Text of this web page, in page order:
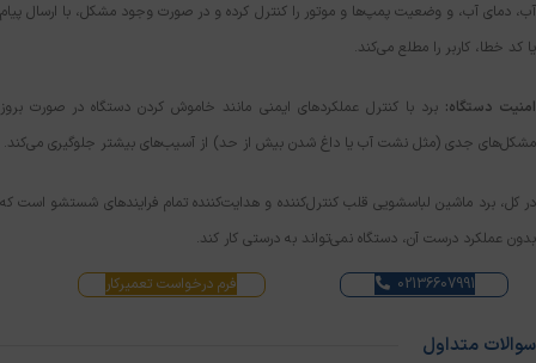
آب، دمای آب، و وضعیت پمپ‌ها و موتور را کنترل کرده و در صورت وجود مشکل، با ارسال پیام
یا کد خطا، کاربر را مطلع می‌کند.
امنیت دستگاه: برد با کنترل عملکردهای ایمنی مانند خاموش کردن دستگاه در صورت بروز
مشکل‌های جدی (مثل نشت آب یا داغ شدن بیش از حد) از آسیب‌های بیشتر جلوگیری می‌کند.
در کل، برد ماشین لباسشویی قلب کنترل‌کننده و هدایت‌کننده تمام فرایندهای شستشو است که
بدون عملکرد درست آن، دستگاه نمی‌تواند به درستی کار کند.
02136607991 فرم درخواست تعمیرکار
سوالات متداول